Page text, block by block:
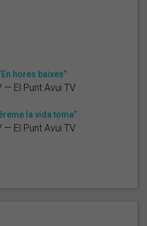
hores baixes”
— El Punt Avui TV
la vida toma”
— El Punt Avui TV